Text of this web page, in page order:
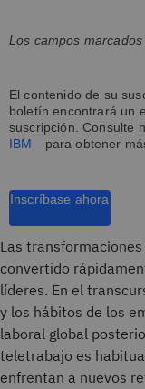
Los campos
El contenido de su
boletín encontrará un
suscripción. Consulte
IBM
para obtener
Inscríbase ahora
Las
convertido
líderes. En el
y los hábitos de los
laboral global
teletrabajo es
enfrentan a nuevos